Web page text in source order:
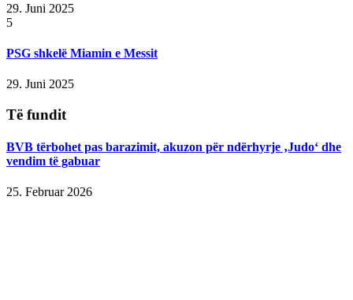
29. Juni 2025
5
PSG shkelë Miamin e Messit
29. Juni 2025
Të fundit
BVB tërbohet pas barazimit, akuzon për ndërhyrje ‚Judo‘ dhe
vendim të gabuar
25. Februar 2026